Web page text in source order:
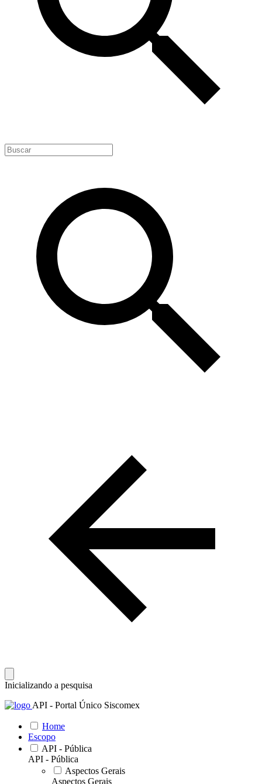
Inicializando a pesquisa
API - Portal Único Siscomex
Home
Escopo
API - Pública
API - Pública
Aspectos Gerais
Aspectos Gerais